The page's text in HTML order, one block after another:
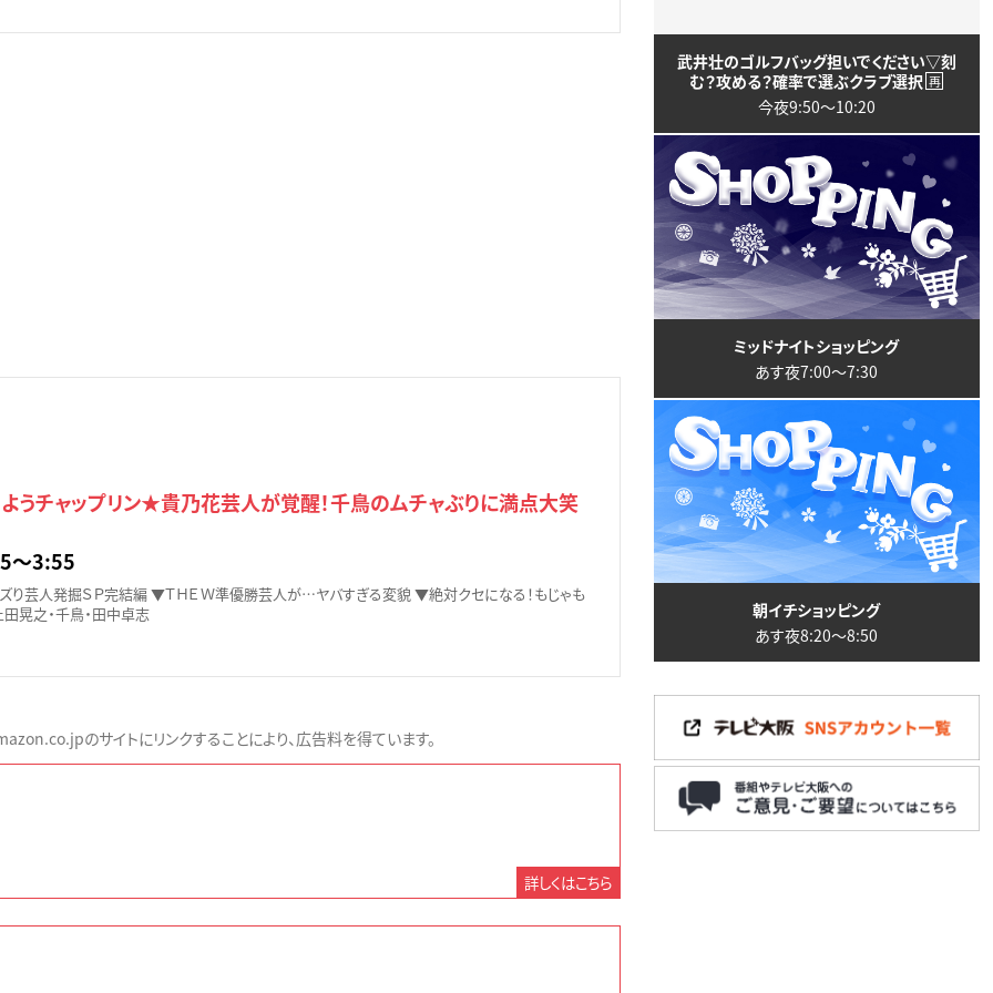
ようチャップリン★貴乃花芸人が覚醒！千鳥のムチャぶりに満点大笑
〜3:55
り芸人発掘ＳＰ完結編 ▼ＴＨＥＷ準優勝芸人が…ヤバすぎる変貌 ▼絶対クセになる！もじゃも
晃之・千鳥・田中卓志
のサイトにリンクすることにより、広告料を得ています。
詳しくはこちら
武井壮のゴルフバッグ担いでください▽刻
む？攻める？確率で選ぶクラブ選択 再
今夜9:50〜10:20
ミッドナイトショッピング
あす夜7:00〜7:30
朝イチショッピング
あす夜8:20〜8:50